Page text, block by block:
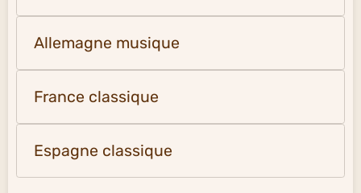
Allemagne musique
France classique
Espagne classique